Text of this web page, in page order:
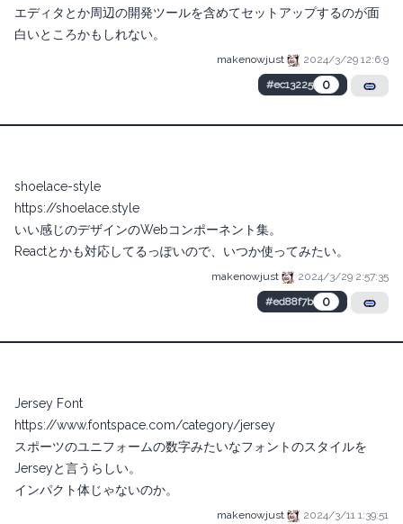
エディタとか周辺の開発ツールを含めてセットアップするのが面
白いところかもしれない。
makenowjust
2024/3/29 12:6:9
#ec13225
0
shoelace-style
https://shoelace.style
いい感じのデザインのWebコンポーネント集。
Reactとかも対応してるっぽいので、いつか使ってみたい。
makenowjust
2024/3/29 2:57:35
#ed88f7b
0
Jersey Font
https://www.fontspace.com/category/jersey
スポーツのユニフォームの数字みたいなフォントのスタイルを
Jerseyと言うらしい。
インパクト体じゃないのか。
makenowjust 2024/3/11 1:39:51